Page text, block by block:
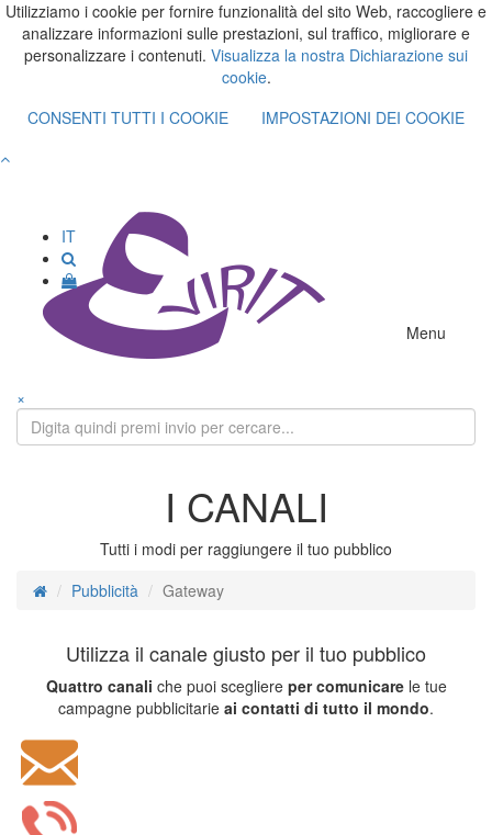
Utilizziamo i cookie per fornire funzionalità del sito Web, raccogliere e
analizzare informazioni sulle prestazioni, sul traffico, migliorare e
personalizzare i contenuti. Visualizza la nostra Dichiarazione sui
cookie.
CONSENTI TUTTI I COOKIE
IMPOSTAZIONI DEI COOKIE
IT
Menu
×
I CANALI
Tutti i modi per raggiungere il tuo pubblico
Pubblicità
Gateway
Utilizza il canale giusto per il tuo pubblico
Quattro canali che puoi scegliere per comunicarele tue
campagne pubblicitarie ai contatti di tutto il mondo.